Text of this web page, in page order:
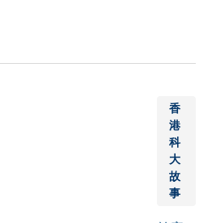
之间的
交流，
启发创
新思
维，让
友谊历
久常
新。随
次盛会
创校35
周年志
庆重点
活动之
一。活
动充分
焦点环节
们对知
为下一
诺贝尔
现细胞
（2001
一氧化
香
港
科
大
故
事